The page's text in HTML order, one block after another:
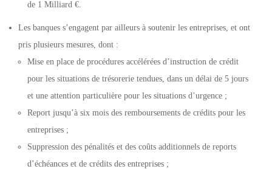
de 1 Milliard €.
Les banques s’engagent par ailleurs à soutenir les entreprises, et ont
pris plusieurs mesures, dont :
Mise en place de procédures accélérées d’instruction de crédit
pour les situations de trésorerie tendues, dans un délai de 5 jours
et une attention particulière pour les situations d’urgence ;
Report jusqu’à six mois des remboursements de crédits pour les
entreprises ;
Suppression des pénalités et des coûts additionnels de reports
d’échéances et de crédits des entreprises ;